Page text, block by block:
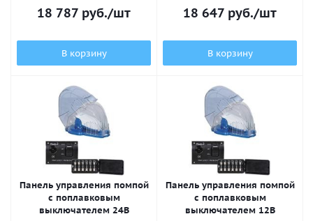
18 787 руб./шт
В корзину
18 647 руб./шт
В корзину
Панель управления помпой
с поплавковым
выключателем 24В
Панель управления помпой
с поплавковым
выключателем 12В